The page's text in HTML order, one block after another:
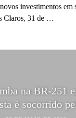
investimentos em
Claros, 31 de …
na BR-251
é socorrido